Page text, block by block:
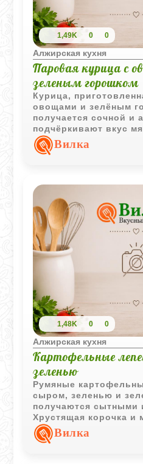
1,49K 0 0
Алжирская кухня
Паровая курица с
зеленым горошком
Курица,
овощами и зелёным
получается сочной и
подчёркивают вкус
одновременно
Вилка
1,48K 0 0
Алжирская кухня
Картофельные
зеленью
Румяные
сыром, зеленью и
получаются сытными
Хрустящая корочка и
делают их отличным
перекуса или гарнира.
Вилка